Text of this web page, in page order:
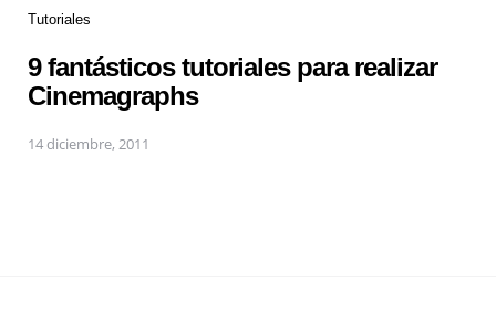
Tutoriales
9 fantásticos tutoriales para realizar
Cinemagraphs
14 diciembre, 2011